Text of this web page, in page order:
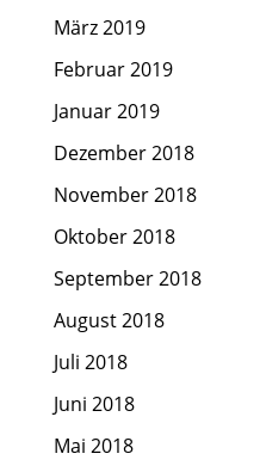
März 2019
Februar 2019
Januar 2019
Dezember 2018
November 2018
Oktober 2018
September 2018
August 2018
Juli 2018
Juni 2018
Mai 2018